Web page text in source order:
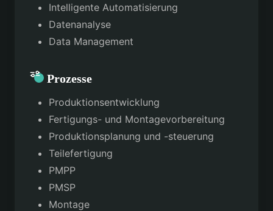
Intelligente Automatisierung
Datenanalyse
Data Management
Prozesse
Produktionsentwicklung
Fertigungs- und Montagevorbereitung
Produktionsplanung und -steuerung
Teilefertigung
PMPP
PMSP
Montage